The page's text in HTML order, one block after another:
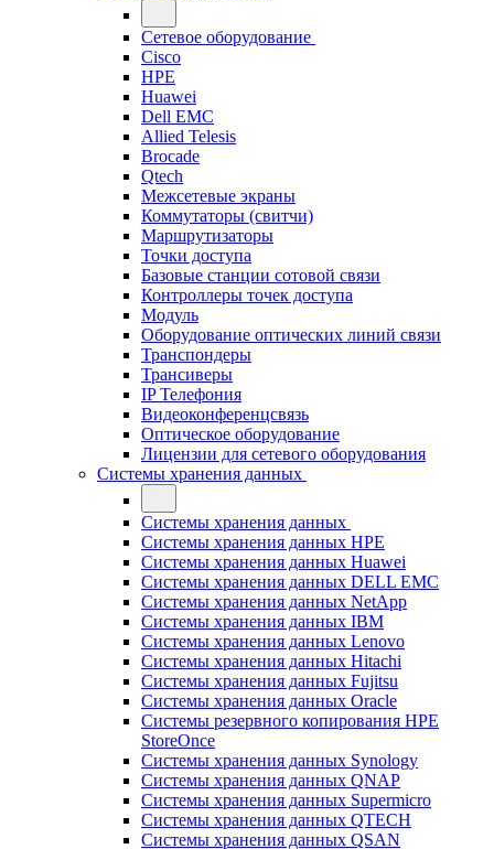
Сетевое оборудование
Cisco
HPE
Huawei
Dell EMC
Allied Telesis
Brocade
Qtech
Межсетевые экраны
Коммутаторы (свитчи)
Маршрутизаторы
Точки доступа
Базовые станции сотовой связи
Контроллеры точек доступа
Модуль
Оборудование оптических линий связи
Транспондеры
Трансиверы
IP Телефония
Видеоконференцсвязь
Оптическое оборудование
Лицензии для сетевого оборудования
Системы хранения данных
Системы хранения данных
Системы хранения данных HPE
Системы хранения данных Huawei
Системы хранения данных DELL EMC
Cистемы хранения данных NetApp
Системы хранения данных IBM
Системы хранения данных Lenovo
Системы хранения данных Hitachi
Системы хранения данных Fujitsu
Системы хранения данных Oracle
Системы резервного копирования HPE
StoreOnce
Системы хранения данных Synology
Системы хранения данных QNAP
Системы хранения данных Supermicro
Системы хранения данных QTECH
Системы хранения данных QSAN